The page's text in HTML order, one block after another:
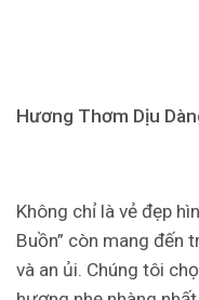
Hương Thơm Dịu
Không chỉ là vẻ đẹp
Buồn” còn mang đến
và an ủi. Chúng tôi